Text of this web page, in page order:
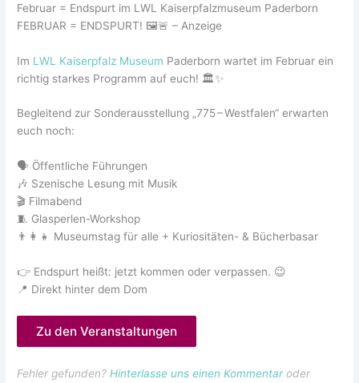
Februar = Endspurt im LWL Kaiserpfalzmuseum Paderborn
FEBRUAR = ENDSPURT! 🖼️🚨 – Anzeige
Im LWL Kaiserpfalz Museum Paderborn wartet im Februar ein
richtig starkes Programm auf euch! 🏛️✨
Begleitend zur Sonderausstellung „775 – Westfalen“ erwarten
euch noch:
🗣️ Öffentliche Führungen
🎶 Szenische Lesung mit Musik
🎬 Filmabend
🧵 Glasperlen-Workshop
👨‍👩‍👧 Museumstag für alle + Kuriositäten- & Bücherbasar
👉 Endspurt heißt: jetzt kommen oder verpassen. 😉
📍 Direkt hinter dem Dom
Zu den Veranstaltungen
Fehler gefunden?Hinterlasse uns einen Kommentaroder